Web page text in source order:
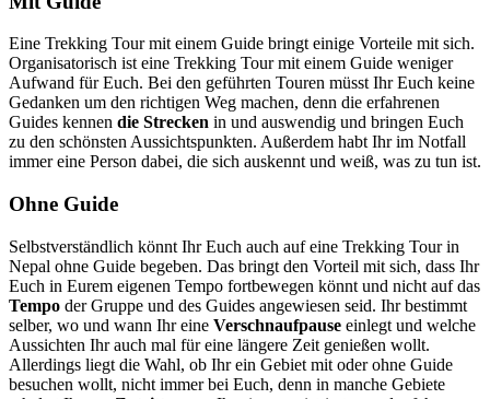
Eine Trekking Tour mit einem Guide bringt einige Vorteile mit sich.
Organisatorisch ist eine Trekking Tour mit einem Guide weniger
Aufwand für Euch. Bei den geführten Touren müsst Ihr Euch keine
Gedanken um den richtigen Weg machen, denn die erfahrenen
Guides kennen die Strecken in und auswendig und bringen Euch
zu den schönsten Aussichtspunkten. Außerdem habt Ihr im Notfall
immer eine Person dabei, die sich auskennt und weiß, was zu tun ist.
Ohne Guide
Selbstverständlich könnt Ihr Euch auch auf eine Trekking Tour in
Nepal ohne Guide begeben. Das bringt den Vorteil mit sich, dass Ihr
Euch in Eurem eigenen Tempo fortbewegen könnt und nicht auf das
Tempo der Gruppe und des Guides angewiesen seid. Ihr bestimmt
selber, wo und wann Ihr eine Verschnaufpause einlegt und welche
Aussichten Ihr auch mal für eine längere Zeit genießen wollt.
Allerdings liegt die Wahl, ob Ihr ein Gebiet mit oder ohne Guide
besuchen wollt, nicht immer bei Euch, denn in manche Gebiete